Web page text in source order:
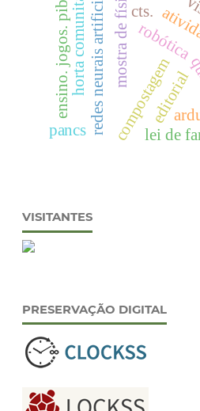
editorial
mostra de física. robótica
redes neurais artificiais
horta comunitária
ensino. jogos. pibid. cts.
compostagem
lei de
pancs
VISITANTES
PRESERVAÇÃO DIGITAL